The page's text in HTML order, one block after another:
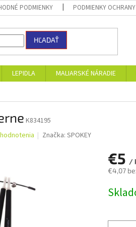
PODMIENKY PODMIENKY OCHRANY
HĽADAŤ
LEPIDLA MALIARSKÉ NÁRADIE
K834195
Značka:SPOKEY
€5 /
€4,07
cena: